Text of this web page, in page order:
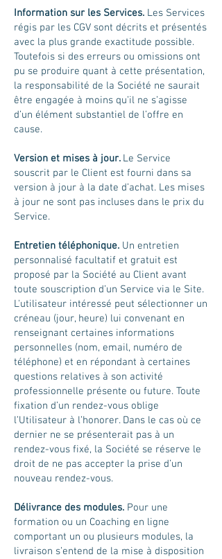
Information sur les Services. Les Services
régis par les CGV sont décrits et présentés
avec la plus grande exactitude possible.
Toutefois si des erreurs ou omissions ont
pu se produire quant à cette présentation,
la responsabilité de la Société ne saurait
être engagée à moins qu’il ne s’agisse
d’un élément substantiel de l’offre en
cause.
Version et mises à jour. Le Service
souscrit par le Client est fourni dans sa
version à jour à la date d’achat. Les mises
à jour ne sont pas incluses dans le prix du
Service.
Entretien téléphonique. Un entretien
personnalisé facultatif et gratuit est
proposé par la Société au Client avant
toute souscription d’un Service via le Site.
L'utilisateur intéressé peut sélectionner un
créneau (jour, heure) lui convenant en
renseignant certaines informations
personnelles (nom, email, numéro de
téléphone) et en répondant à certaines
questions relatives à son activité
professionnelle présente ou future. Toute
fixation d’un rendez-vous oblige
l’Utilisateur à l’honorer. Dans le cas où ce
dernier ne se présenterait pas à un
rendez-vous fixé, la Société se réserve le
droit de ne pas accepter la prise d’un
nouveau rendez-vous.
Délivrance des modules. Pour une
formation ou un Coaching en ligne
comportant un ou plusieurs modules, la
livraison s’entend de la mise à disposition